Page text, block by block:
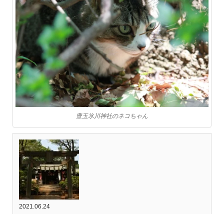
豊玉氷川神社のネコちゃん
2021.06.24